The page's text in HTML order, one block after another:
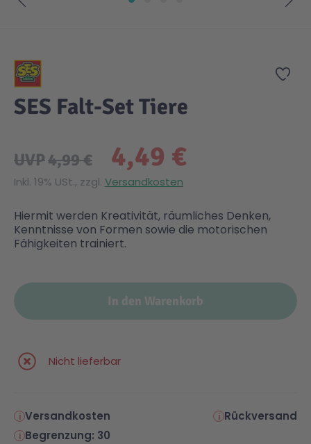
Zur
SES Falt-Set Tiere
4,49 €
UVP4,99 €
Inkl. 19% USt., zzgl. Versandkosten
Hiermit werden Kreativität, räumliches Denken,
Kenntnisse von Formen sowie die motorischen
Fähigkeiten trainiert.
In den Warenkorb
Nicht lieferbar
Versandkosten
Rückversand
Begrenzung: 30